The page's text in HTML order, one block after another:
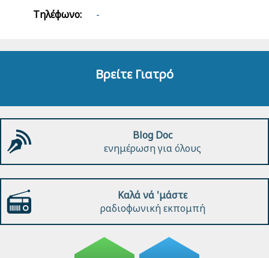
Τηλέφωνο:
-
Βρείτε Γιατρό
Blog Doc
ενημέρωση για όλους
Καλά νά 'μάστε
ραδιοφωνική εκπομπή